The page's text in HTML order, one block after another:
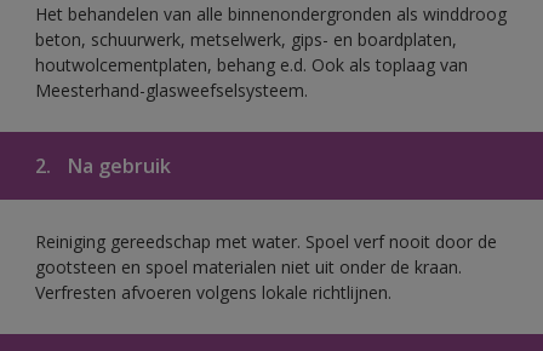
Het behandelen van alle binnenondergronden als winddroog
beton, schuurwerk, metselwerk, gips- en boardplaten,
houtwolcementplaten, behang e.d. Ook als toplaag van
Meesterhand-glasweefselsysteem.
2. Na gebruik
Reiniging gereedschap met water. Spoel verf nooit door de
gootsteen en spoel materialen niet uit onder de kraan.
Verfresten afvoeren volgens lokale richtlijnen.